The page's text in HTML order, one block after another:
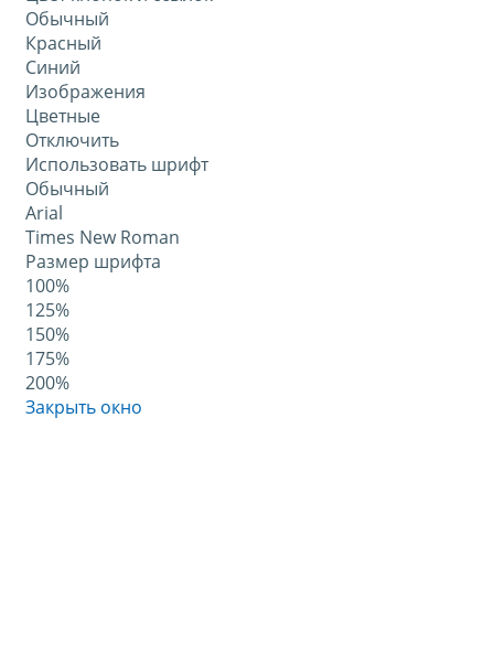
Обычный
Красный
Синий
Изображения
Цветные
Отключить
Использовать шрифт
Обычный
Arial
Times New Roman
Размер шрифта
100%
125%
150%
175%
200%
Закрыть окно